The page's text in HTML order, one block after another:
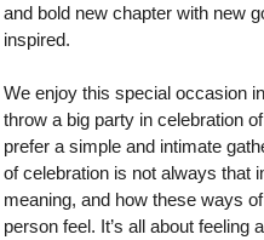
and bold new chapter with new
inspired.
We enjoy this special occasion
throw a big party in celebration
prefer a simple and intimate
of celebration is not always that
meaning, and how these ways
person feel. It’s all about feeling